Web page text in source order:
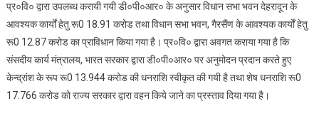
बैठक
में
प्रोजेक्ट
को
पूरा
करने
प्र०वि० द्वारा उपलब्ध करायी गयी डी०पी०आर० के अनुसार विधान सभा भवन देहरादून के
आवश्यक कार्यों हेतु रू0 18.91 करोड तथा विधान सभा भवन, गैरसैंण के आवश्यक कार्यों हेतु
रू0 12.87 करोड का प्राविधान किया गया है। प्र०वि० द्वारा अवगत कराया गया है कि
संसदीय कार्य मंत्रालय, भारत सरकार द्वारा डी०पी०आर० पर अनुमोदन प्रदान करते हुए
केन्द्रांश के रूप रू0 13.944 करोड की धनराशि स्वीकृत की गयी है तथा शेष धनराशि रू0
17.766 करोड को राज्य सरकार द्वारा वहन किये जाने का प्रस्ताव दिया गया है।